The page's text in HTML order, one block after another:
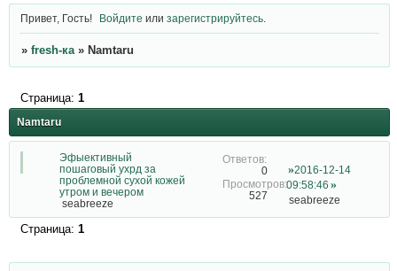
Привет, Гость! Войдите илизарегистрируйтесь
» fresh-ка » Namtaru
Namtaru
Страница: 1
Эфыективный
пошаговый ухрд за
проблемной сухой кожей
утром и вечером
seabreeze
0
527
2016-12-14
09:58:46
seabreeze
Страница: 1